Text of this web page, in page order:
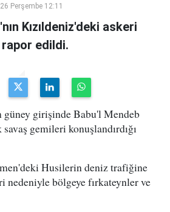
Perşembe 12:11
Kızıldeniz'deki askeri
rapor edildi.
güney girişinde Babu'l Mendeb
savaş gemileri konuşlandırdığı
Husilerin deniz trafiğine
nedeniyle bölgeye fırkateynler ve